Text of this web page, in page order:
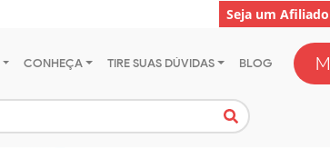
Seja um Afiliado
CONHEÇA TIRE SUAS DÚVIDAS BLOG